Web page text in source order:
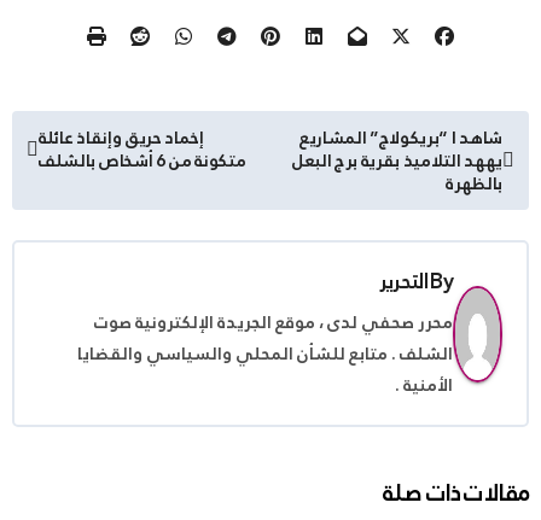
تصفّح
المقالات
شاهد I “بريكولاج” المشاريع
يههد التلاميذ بقرية برج البعل
بالظهرة
إخماد حريق وإنقاذ عائلة
متكونة من 6 أشخاص بالشلف
Byالتحرير
محرر صحفي لدى ، موقع الجريدة الإلكترونية صوت
الشلف . متابع للشأن المحلي والسياسي والقضايا
الأمنية .
مقالات ذات صلة